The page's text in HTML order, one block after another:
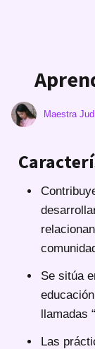
Maestra
Se sitúa
llamadas
Las